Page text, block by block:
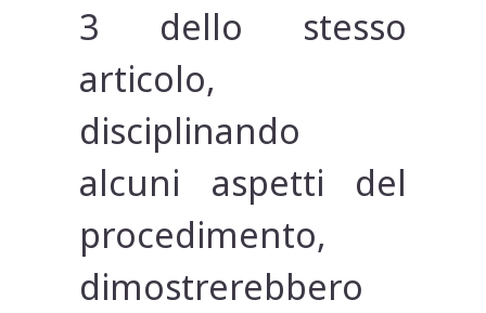
3 dello stesso
articolo,
disciplinando
alcuni aspetti del
procedimento,
dimostrerebbero